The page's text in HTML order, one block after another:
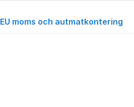
BL
EU moms och autmatkontering